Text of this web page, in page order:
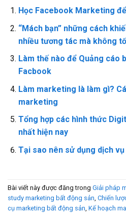
Học Facebook Marketing
“Mách bạn” những cách
nhiều tương tác mà không
Làm thế nào để Quảng cáo
Facbook
Làm marketing là làm gì?
marketing
Tổng hợp các hình thức
nhất hiện nay
Tại sao nên sử dụng dịch
Bài viết này được đăng trong Giải pháp
study marketing bất động sản, Chiến
cụ marketing bất động sản, Kế hoạch